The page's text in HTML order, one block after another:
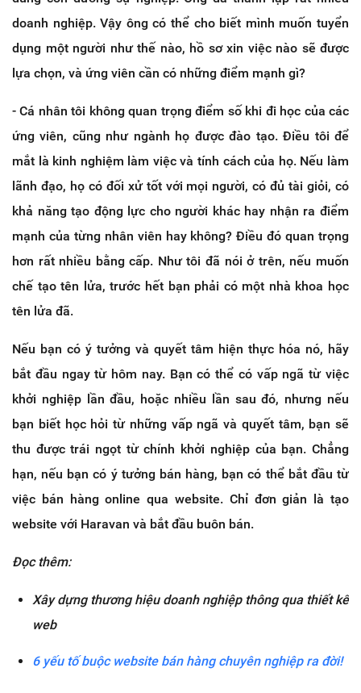
doanh nghiệp. Vậy ông có thể cho biết mình muốn tuyển
dụng một người như thế nào, hồ sơ xin việc nào sẽ được
lựa chọn, và ứng viên cần có những điểm mạnh gì?
- Cá nhân tôi không quan trọng điểm số khi đi học của các
ứng viên, cũng như ngành họ được đào tạo. Điều tôi để
mắt là kinh nghiệm làm việc và tính cách của họ. Nếu làm
lãnh đạo, họ có đối xử tốt với mọi người, có đủ tài giỏi, có
khả năng tạo động lực cho người khác hay nhận ra điểm
mạnh của từng nhân viên hay không? Điều đó quan trọng
hơn rất nhiều bằng cấp. Như tôi đã nói ở trên, nếu muốn
chế tạo tên lửa, trước hết bạn phải có một nhà khoa học
tên lửa đã.
Nếu bạn có ý tưởng và quyết tâm hiện thực hóa nó, hãy
bắt đầu ngay từ hôm nay. Bạn có thể có vấp ngã từ việc
khởi nghiệp lần đầu, hoặc nhiều lần sau đó, nhưng nếu
bạn biết học hỏi từ những vấp ngã và quyết tâm, bạn sẽ
thu được trái ngọt từ chính khởi nghiệp của bạn. Chẳng
hạn, nếu bạn có ý tưởng bán hàng, bạn có thể bắt đầu từ
việc bán hàng online qua website. Chỉ đơn giản là tạo
website với Haravan và bắt đầu buôn bán.
Đọc thêm:
Xây dựng thương hiệu doanh nghiệp thông qua thiết kế
web
6 yếu tố buộc website bán hàng chuyên nghiệp ra đời!